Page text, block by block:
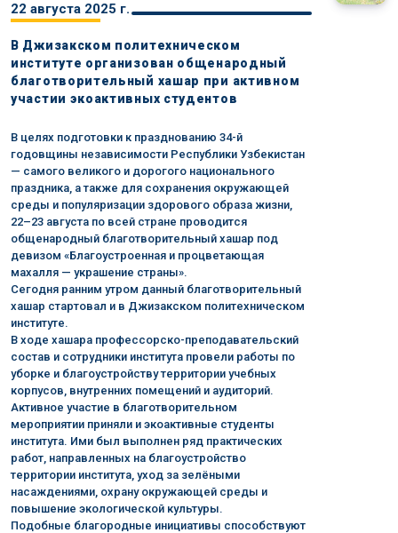
22 августа 2025 г.
В Джизакском политехническом
институте организован общенародный
благотворительный хашар при активном
участии экоактивных студентов
В целях подготовки к празднованию 34-й
годовщины независимости Республики Узбекистан
— самого великого и дорогого национального
праздника, а также для сохранения окружающей
среды и популяризации здорового образа жизни,
22–23 августа по всей стране проводится
общенародный благотворительный хашар под
девизом «Благоустроенная и процветающая
махалля — украшение страны».
Сегодня ранним утром данный благотворительный
хашар стартовал и в Джизакском политехническом
институте.
В ходе хашара профессорско-преподавательский
состав и сотрудники института провели работы по
уборке и благоустройству территории учебных
корпусов, внутренних помещений и аудиторий.
Активное участие в благотворительном
мероприятии приняли и экоактивные студенты
института. Ими был выполнен ряд практических
работ, направленных на благоустройство
территории института, уход за зелёными
насаждениями, охрану окружающей среды и
повышение экологической культуры.
Подобные благородные инициативы способствуют